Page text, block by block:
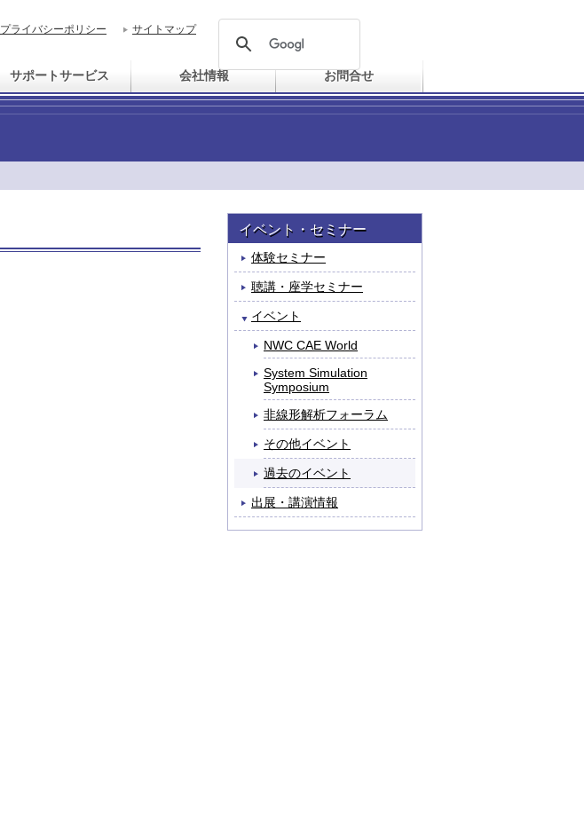
プライバシーポリシー サイトマップ
サポートサービス 会社情報 お問合せ
イベント・セミナー
体験セミナー
聴講・座学セミナー
イベント
NWC CAE World
System Simulation
Symposium
非線形解析フォーラム
その他イベント
過去のイベント
出展・講演情報